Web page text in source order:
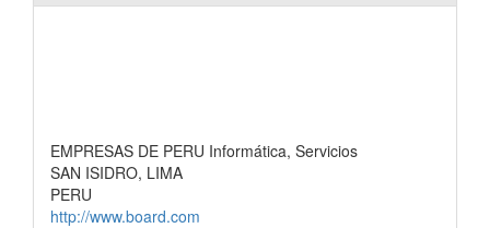
EMPRESAS DE PERU Informática, Servicios
SAN ISIDRO, LIMA
PERU
http://www.board.com